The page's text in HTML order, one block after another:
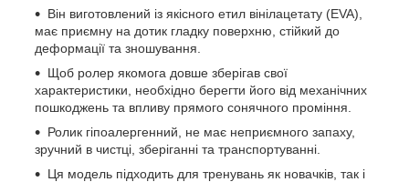
Він виготовлений із якісного етил вінілацетату (EVA),
має приємну на дотик гладку поверхню, стійкий до
деформації та зношування.
Щоб ролер якомога довше зберігав свої
характеристики, необхідно берегти його від механічних
пошкоджень та впливу прямого сонячного проміння.
Ролик гіпоалергенний, не має неприємного запаху,
зручний в чистці, зберіганні та транспортуванні.
Ця модель підходить для тренувань як новачків, так і